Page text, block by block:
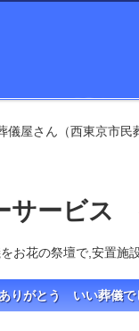
儀屋さん（西東京市
サービ
お花の祭壇で,安置施
りがとう いい葬儀で